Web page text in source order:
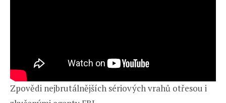
Zpovědi nejbrutálnějších sériových vrahů otřesou i